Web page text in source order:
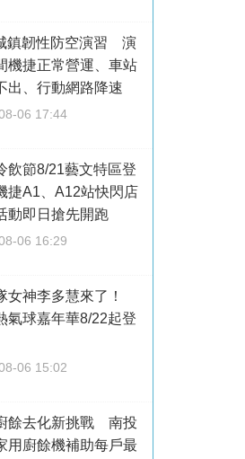
鎮韌性防空演習 演
機捷正常營運、車站
出、行動網路降速
06 17:44
飲節8/21藝文特區登
A1、A12站快閃店
動即日搶先開跑
06 16:29
女神李多慧來了！
氣球嘉年華8/22起登
06 15:02
餘去化新挑戰 南投
用廚餘機補助每戶最